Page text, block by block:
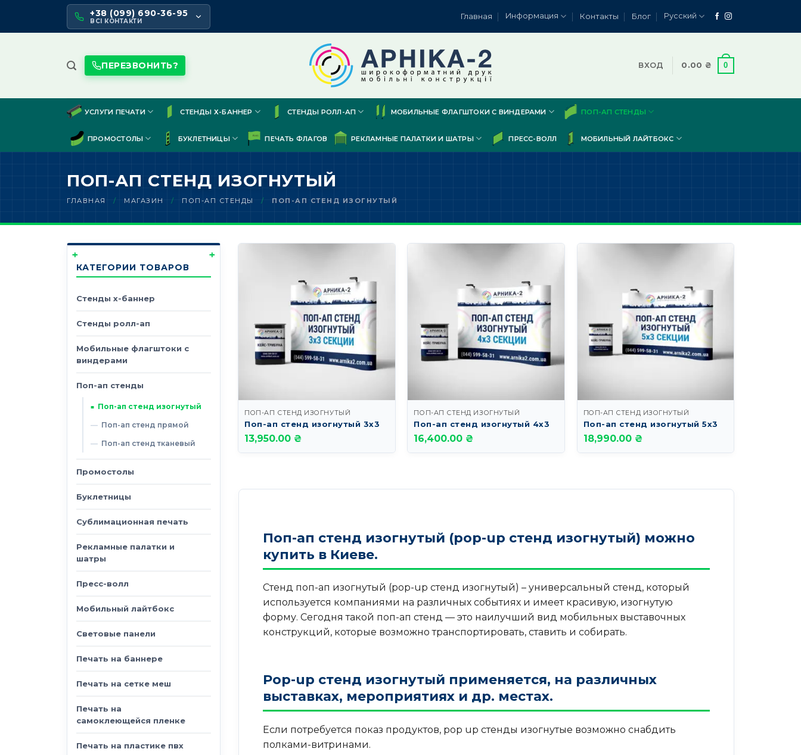
content
+38 (099) 690-36-95
ВСІ КОНТАКТИ
Главная Информация Контакты Блог Русский
ПЕРЕЗВОНИТЬ? ВХОД 0.00 ₴ 0
УСЛУГИ ПЕЧАТИ СТЕНДЫ Х-БАННЕР СТЕНДЫ РОЛЛ-АП МОБИЛЬНЫЕ ФЛАГШТОКИ С ВИНДЕРАМИ ПОП-АП СТЕНДЫ
ПРОМОСТОЛЫ БУКЛЕТНИЦЫ ПЕЧАТЬ ФЛАГОВ РЕКЛАМНЫЕ ПАЛАТКИ И ШАТРЫ ПРЕСС-ВОЛЛ МОБИЛЬНЫЙ ЛАЙТБОКС
ПОП-АП СТЕНД ИЗОГНУТЫЙ
ГЛАВНАЯ / МАГАЗИН / ПОП-АП СТЕНДЫ / ПОП-АП СТЕНД ИЗОГНУТЫЙ
КАТЕГОРИИ ТОВАРОВ
Стенды х-баннер
Стенды ролл-ап
Мобильные флагштоки с
виндерами
Поп-ап стенды
Поп-ап стенд изогнутый
Поп-ап стенд прямой
Поп-ап стенд тканевый
Промостолы
Буклетницы
Сублимационная печать
Рекламные палатки и
шатры
Пресс-волл
Мобильный лайтбокс
Световые панели
Печать на баннере
Печать на сетке меш
Печать на
самоклеющейся пленке
Печать на пластике пвх
ПОП-АП СТЕНД ИЗОГНУТЫЙ
Поп-ап стенд изогнутый 3х3
13,950.00 ₴
ПОП-АП СТЕНД ИЗОГНУТЫЙ
Поп-ап стенд изогнутый 4х3
16,400.00 ₴
ПОП-АП СТЕНД ИЗОГНУТЫЙ
Поп-ап стенд изогнутый 5х3
18,990.00 ₴
Поп-ап стенд изогнутый (pop-up стенд изогнутый) можно
купить в Киеве.
Стенд поп-ап изогнутый (pop-up стенд изогнутый) – универсальный стенд, который
используется компаниями на различных событиях и имеет красивую, изогнутую
форму. Сегодня такой поп-ап стенд — это наилучший вид мобильных выставочных
конструкций, которые возможно транспортировать, ставить и собирать.
Pop-up стенд изогнутый применяется, на различных
выставках, мероприятиях и др. местах.
Если потребуется показ продуктов, pop up стенды изогнутые возможно снабдить
полками-витринами.